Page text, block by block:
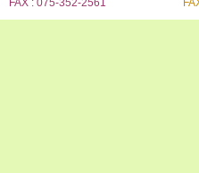
FAX : 075-352-2561